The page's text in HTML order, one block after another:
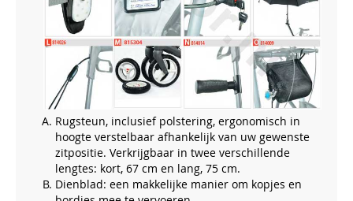
Rugsteun, inclusief polstering, ergonomisch in
hoogte verstelbaar afhankelijk van uw gewenste
zitpositie. Verkrijgbaar in twee verschillende
lengtes: kort, 67 cm en lang, 75 cm.
Dienblad: een makkelijke manier om kopjes en